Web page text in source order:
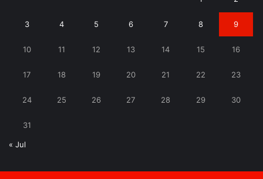
3 4 5 6 7 8 9
10 11 12 13 14 15 16
17 18 19 20 21 22 23
24 25 26 27 28 29 30
31
« Jul